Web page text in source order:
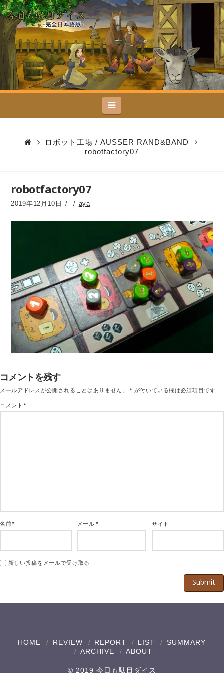
今
日
も
駄
目
ス
Navigation
ロボット工場 / AUSSER RAND&BAND
robotfactory07
robotfactory07
2019年12月10日 aya
コメントを残す
メールアドレスが公開されることはありません。 * が付いている欄は必須項目です
コメント*
名前* メール* サイト
新しい投稿をメールで受け取る
HOME REVIEW REPORT LIST
SUMMARY
ARCHIVE
ABOUT
© 2019 今日も駄目ダイス